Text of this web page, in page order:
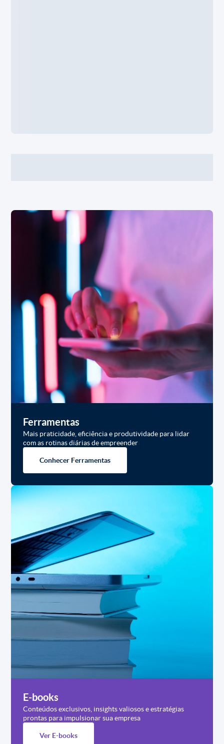
Ferramentas
Mais praticidade, eficiência e produtividade para lidar
com as rotinas diárias de empreender
Conhecer Ferramentas
E-books
Conteúdos exclusivos, insights valiosos e estratégias
prontas para impulsionar sua empresa
Ver E-books